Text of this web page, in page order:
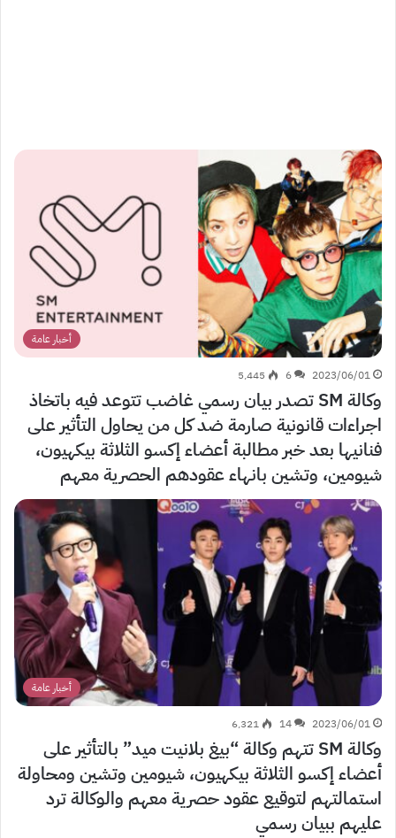
أخبار عامة
2023/06/01
6 5٬445
وكالة SM تصدر بيان رسمي غاضب تتوعد فيه باتخاذ
اجراءات قانونية صارمة ضد كل من يحاول التأثير على
فنانيها بعد خبر مطالبة أعضاء إكسو الثلاثة بيكهيون،
شيومين، وتشين بانهاء عقودهم الحصرية معهم
أخبار عامة
2023/06/01
14 6٬321
وكالة SM تتهم وكالة “بيغ بلانيت ميد” بالتأثير على
أعضاء إكسو الثلاثة بيكهيون، شيومين وتشين ومحاولة
استمالتهم لتوقيع عقود حصرية معهم والوكالة ترد
عليهم ببيان رسمي